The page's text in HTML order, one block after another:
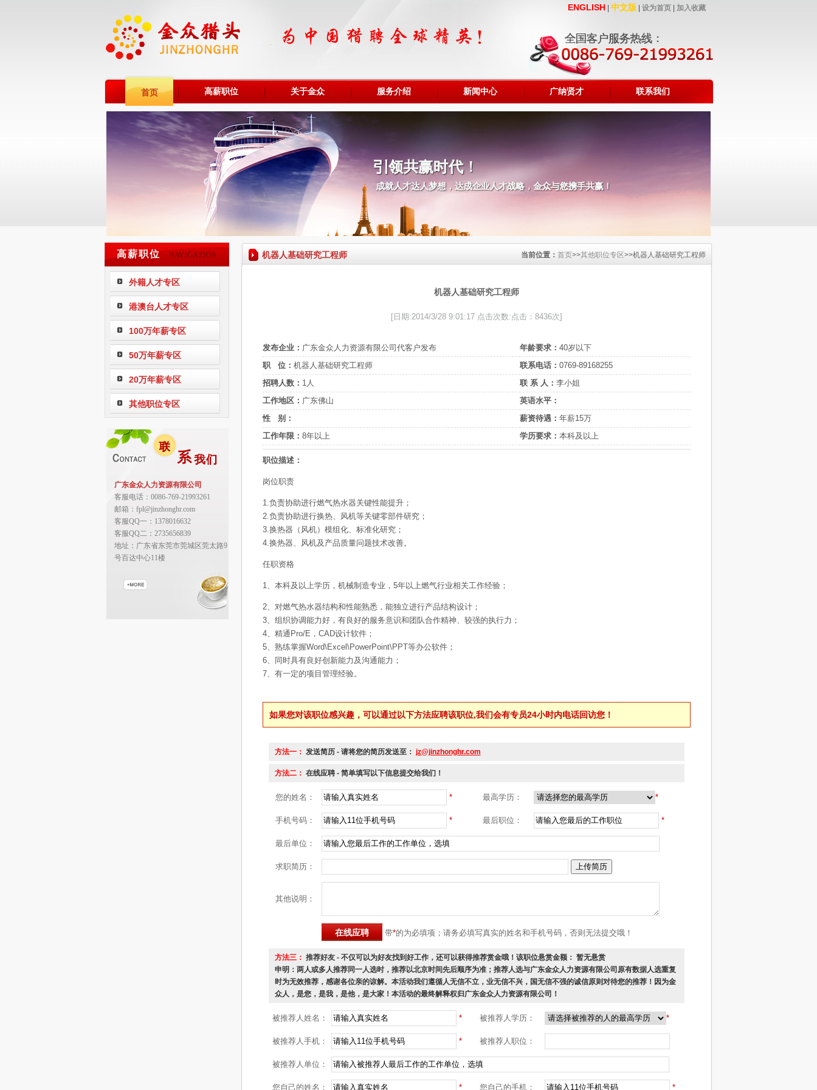
ENGLISH 中文版 设为首页| 加入收藏
首页 高薪职位 关于金众 服务介绍 新闻中心 广纳贤才 联系我们
高薪职位 NAVIGATION
外籍人才专区
港澳台人才专区
100万年薪专区
50万年薪专区
20万年薪专区
其他职位专区
广东金众人力资源有限公司
客服电话：0086-769-21993261
邮箱：fpl@jinzhonghr.com
客服QQ一：1378016632
客服QQ二：2735656839
地址：广东省东莞市莞城区莞太路9
号百达中心11楼
机器人基础研究工程师 当前位置： 首页>>其他职位专区>>机器人基础研究工程师
机器人基础研究工程师
[日期:2014/3/28 9:01:17 点击次数:点击：8436次]
发布企业： 广东金众人力资源有限公司代客户发布 年龄要求： 40岁以下
职 位： 机器人基础研究工程师 联系电话： 0769-89168255
招聘人数： 1人 联 系 人： 李小姐
工作地区： 广东佛山
英语水平：
性 别：
薪资待遇： 年薪15万
工作年限： 8年以上 学历要求： 本科及以上
职位描述：
岗位职责
1.负责协助进行燃气热水器关键性能提升；
2.负责协助进行换热、风机等关键零部件研究；
3.换热器（风机）模组化、标准化研究；
4.换热器、风机及产品质量问题技术改善。
任职资格
1、本科及以上学历，机械制造专业，5年以上燃气行业相关工作经验；
2、对燃气热水器结构和性能熟悉，能独立进行产品结构设计；
3、组织协调能力好，有良好的服务意识和团队合作精神、较强的执行力；
4、精通Pro/E，CAD设计软件；
5、熟练掌握Word\Excel\PowerPoint\PPT等办公软件；
6、同时具有良好创新能力及沟通能力；
7、有一定的项目管理经验。
如果您对该职位感兴趣，可以通过以下方法应聘该职位,我们会有专员24小时内电话回访您！
方法一： 发送简历 - 请将您的简历发送至： jz@jinzhonghr.com
方法二： 在线应聘 - 简单填写以下信息提交给我们！
您的姓名： * 最高学历： *
手机号码： * 最后职位： *
最后单位：
求职简历：
其他说明：
带*的为必填项；请务必填写真实的姓名和手机号码，否则无法提交哦！
方法三： 推荐好友 - 不仅可以为好友找到好工作，还可以获得推荐赏金哦！该职位悬赏金额： 暂无悬赏
申明：两人或多人推荐同一人选时，推荐以北京时间先后顺序为准；推荐人选与广东金众人力资源有限公司原有数据人选重复
时为无效推荐，感谢各位亲的谅解。本活动我们遵循人无信不立，业无信不兴，国无信不强的诚信原则对待您的推荐！因为金
众人，是您，是我，是他，是大家！本活动的最终解释权归广东金众人力资源有限公司！
被推荐人姓名： * 被推荐人学历： *
被推荐人手机： * 被推荐人职位：
被推荐人单位：
您自己的姓名： * 您自己的手机： *